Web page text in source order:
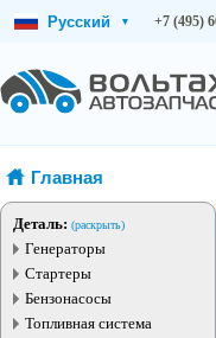
Русский ▾ +7 (495)
Главная
Деталь: (раскрыть)
Генераторы
Стартеры
Бензонасосы
Топливная система